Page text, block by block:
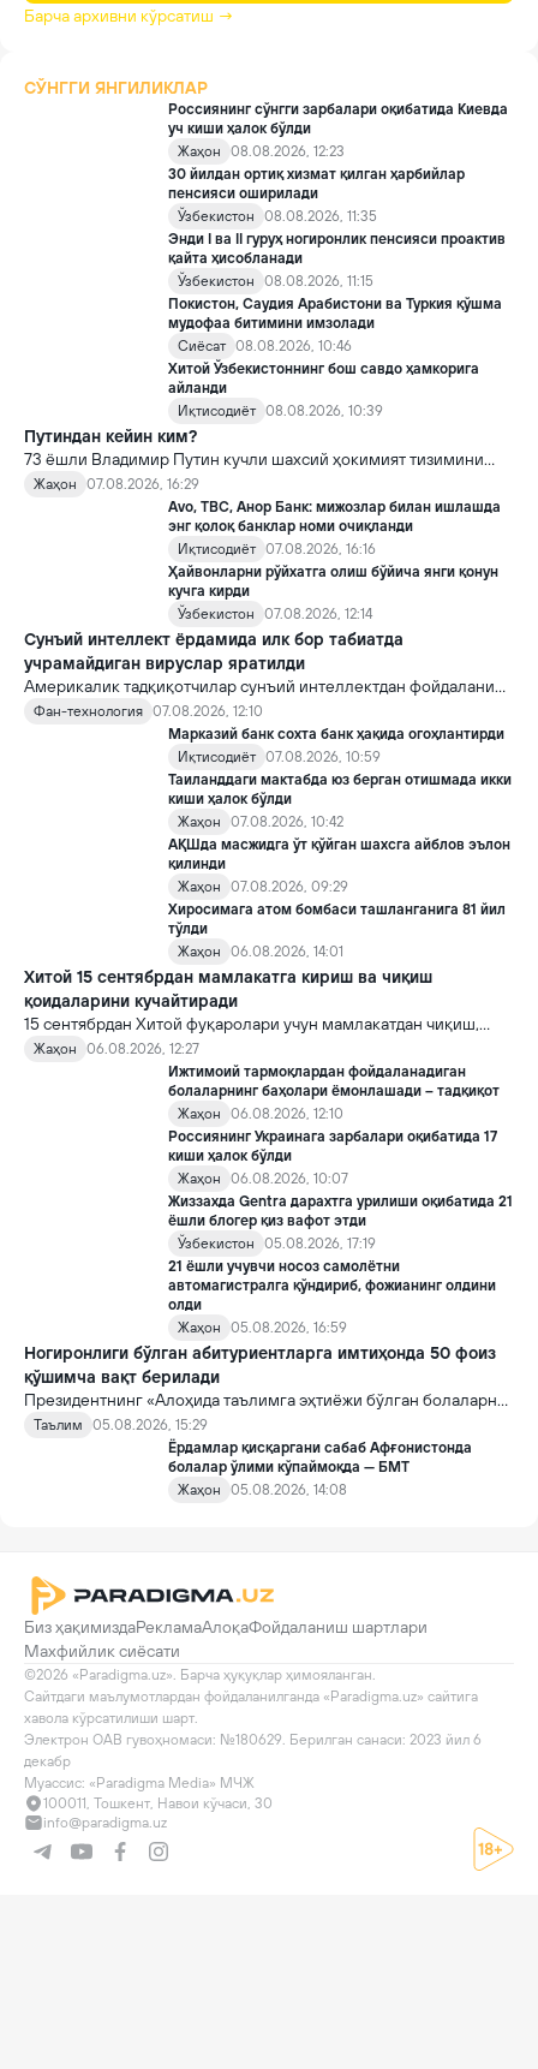
Барча архивни кўрсатиш →
СЎНГГИ ЯНГИЛИКЛАР
Россиянинг сўнгги зарбалари оқибатида Киевда
уч киши ҳалок бўлди
Жаҳон
08.08.2026, 12:23
30 йилдан ортиқ хизмат қилган ҳарбийлар
пенсияси оширилади
Ўзбекистон
08.08.2026, 11:35
Энди I ва II гуруҳ ногиронлик пенсияси проактив
қайта ҳисобланади
Ўзбекистон
08.08.2026, 11:15
Покистон, Саудия Арабистони ва Туркия қўшма
мудофаа битимини имзолади
Сиёсат 08.08.2026, 10:46
Хитой Ўзбекистоннинг бош савдо ҳамкорига
айланди
Иқтисодиёт 08.08.2026, 10:39
Путиндан кейин ким?
73 ёшли Владимир Путин кучли шахсий ҳокимият тизимини
яратди, аммо ундан кейин ким келиши ва ҳокимиятни
топшириш механизми ҳали ноаниқ. Таҳлилчилар фикрича, бу
Кремлда ворислик жангига олиб келиши мумкин.
Жаҳон
07.08.2026, 16:29
Avo, TBC, Анор Банк: мижозлар билан ишлашда
энг қолоқ банклар номи очиқланди
Иқтисодиёт 07.08.2026, 16:16
Ҳайвонларни рўйхатга олиш бўйича янги қонун
кучга кирди
Ўзбекистон
07.08.2026, 12:14
Сунъий интеллект ёрдамида илк бор табиатда
учрамайдиган вируслар яратилди
Америкалик тадқиқотчилар сунъий интеллектдан фойдаланиб
16 та вирус яратди. Бу кашфиёт янги ютуқларга умид уйғотиш
билан бирга, ундан нотўғри мақсадда фойдаланиш борасидаги
хавотирларни ҳам кучайтирмоқда.
Фан-технология 07.08.2026, 12:10
Марказий банк сохта банк ҳақида огоҳлантирди
Иқтисодиёт 07.08.2026, 10:59
Таиланддаги мактабда юз берган отишмада икки
киши ҳалок бўлди
Жаҳон
07.08.2026, 10:42
АҚШда масжидга ўт қўйган шахсга айблов эълон
қилинди
Жаҳон
07.08.2026, 09:29
Хиросимага атом бомбаси ташланганига 81 йил
тўлди
Жаҳон
06.08.2026, 14:01
Хитой 15 сентябрдан мамлакатга кириш ва чиқиш
қоидаларини кучайтиради
15 сентябрдан Хитой фуқаролари учун мамлакатдан чиқиш,
хорижликлар учун эса Хитойга кириш тартиби бўйича янги
қоидалар кучга киради.
Жаҳон
06.08.2026, 12:27
Ижтимоий тармоқлардан фойдаланадиган
болаларнинг баҳолари ёмонлашади – тадқиқот
Жаҳон
06.08.2026, 12:10
Россиянинг Украинага зарбалари оқибатида 17
киши ҳалок бўлди
Жаҳон
06.08.2026, 10:07
Жиззахда Gentra дарахтга урилиши оқибатида 21
ёшли блогер қиз вафот этди
Ўзбекистон
05.08.2026, 17:19
21 ёшли учувчи носоз самолётни
автомагистралга қўндириб, фожианинг олдини
олди
Жаҳон
05.08.2026, 16:59
Ногиронлиги бўлган абитуриентларга имтиҳонда 50 фоиз
қўшимча вақт берилади
Президентнинг «Алоҳида таълимга эҳтиёжи бўлган болаларни
таълим ва ижтимоий хизматлар билан қамраб олиш тизимини
такомиллаштириш бўйича қўшимча чора-тадбирлар
тўғрисида»ги қарори билан инклюзив таълим соҳасида қатор
янги механизмлар жорий этилади.
Таълим
05.08.2026, 15:29
Ёрдамлар қисқаргани сабаб Афғонистонда
болалар ўлими кўпаймоқда — БМТ
Жаҳон
05.08.2026, 14:08
Биз ҳақимиздаРекламаАлоқаФойдаланиш шартлари
Махфийлик сиёсати
©2026 «Paradigma.uz». Барча ҳуқуқлар ҳимояланган.
Сайтдаги маълумотлардан фойдаланилганда «Paradigma.uz» сайтига
хавола кўрсатилиши шарт.
Электрон ОАВ гувоҳномаси: №180629. Берилган санаси: 2023 йил 6
декабр
Муассис: «Paradigma Media» МЧЖ
100011, Тошкент, Навои кўчаси, 30
info@paradigma.uz